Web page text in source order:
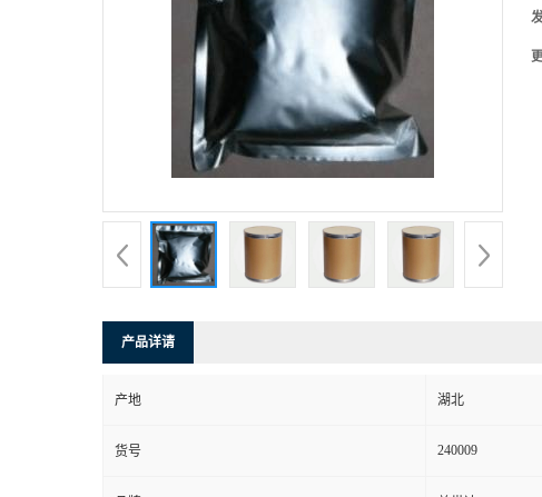
产品详请
产地 湖北
货号 240009